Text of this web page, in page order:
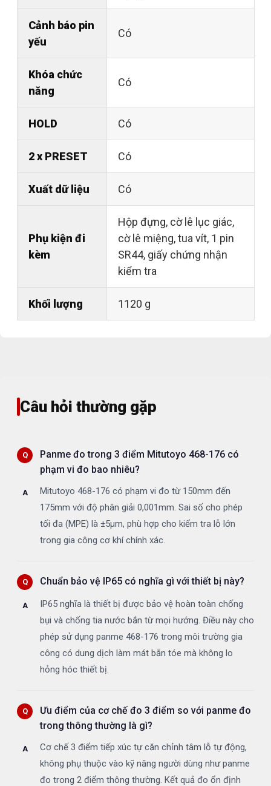
Cảnh báo pin
yếu
Có
Khóa chức
năng
Có
HOLD Có
2 x PRESET Có
Xuất dữ liệu Có
Phụ kiện đi
kèm
Hộp đựng, cờ lê lục giác,
cờ lê miệng, tua vít, 1 pin
SR44, giấy chứng nhận
kiểm tra
Khối lượng 1120 g
Câu hỏi thường gặp
Panme đo trong 3 điểm Mitutoyo 468-176 có
phạm vi đo bao nhiêu?
Mitutoyo 468-176 có phạm vi đo từ 150mm đến
175mm với độ phân giải 0,001mm. Sai số cho phép
tối đa (MPE) là ±5µm, phù hợp cho kiểm tra lỗ lớn
trong gia công cơ khí chính xác.
Chuẩn bảo vệ IP65 có nghĩa gì với thiết bị này?
IP65 nghĩa là thiết bị được bảo vệ hoàn toàn chống
bụi và chống tia nước bắn từ mọi hướng. Điều này cho
phép sử dụng panme 468-176 trong môi trường gia
công có dung dịch làm mát bắn tóe mà không lo
hỏng hóc thiết bị.
Ưu điểm của cơ chế đo 3 điểm so với panme đo
trong thông thường là gì?
Cơ chế 3 điểm tiếp xúc tự căn chỉnh tâm lỗ tự động,
không phụ thuộc vào kỹ năng người dùng như panme
đo trong 2 điểm thông thường. Kết quả đo ổn định